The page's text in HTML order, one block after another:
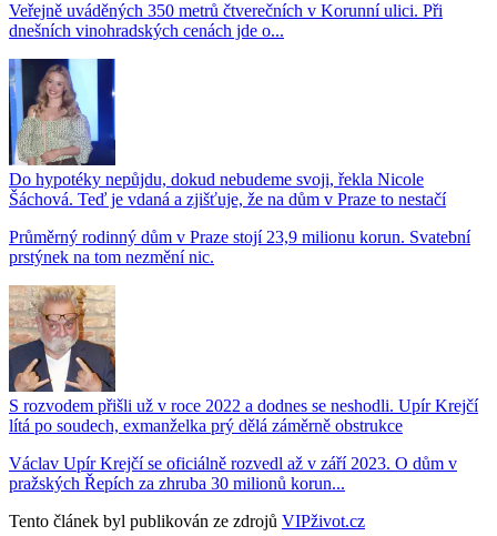
Veřejně uváděných 350 metrů čtverečních v Korunní ulici. Při
dnešních vinohradských cenách jde o...
Do hypotéky nepůjdu, dokud nebudeme svoji, řekla Nicole
Šáchová. Teď je vdaná a zjišťuje, že na dům v Praze to nestačí
Průměrný rodinný dům v Praze stojí 23,9 milionu korun. Svatební
prstýnek na tom nezmění nic.
S rozvodem přišli už v roce 2022 a dodnes se neshodli. Upír Krejčí
lítá po soudech, exmanželka prý dělá záměrně obstrukce
Václav Upír Krejčí se oficiálně rozvedl až v září 2023. O dům v
pražských Řepích za zhruba 30 milionů korun...
Tento článek byl publikován ze zdrojů VIPživot.cz